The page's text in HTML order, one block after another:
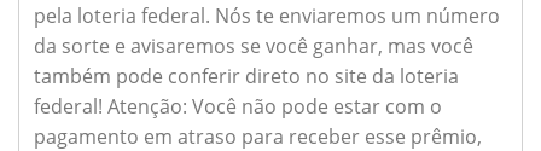
pela loteria federal. Nós te enviaremos um número
da sorte e avisaremos se você ganhar, mas você
também pode conferir direto no site da loteria
federal! Atenção: Você não pode estar com o
pagamento em atraso para receber esse prêmio,